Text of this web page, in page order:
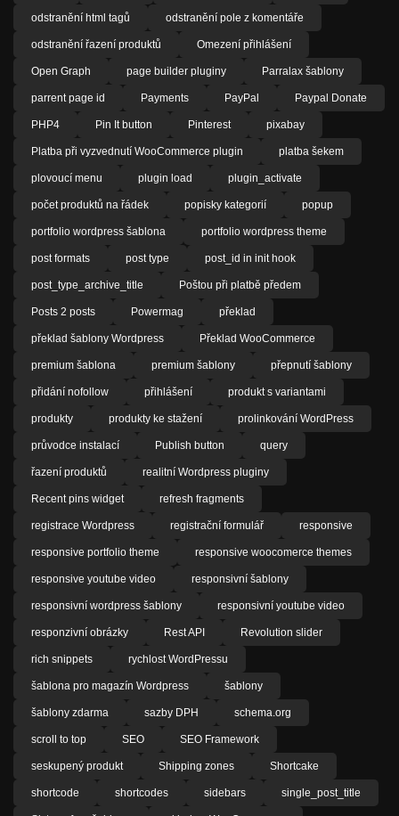
odstranění html tagů odstranění pole z komentáře
odstranění řazení produktů Omezení přihlášení
Open Graph page builder pluginy Parralax šablony
parrent page id Payments PayPal Paypal Donate
PHP4 Pin It button Pinterest pixabay
Platba při vyzvednutí WooCommerce plugin platba šekem
plovoucí menu plugin load plugin_activate
počet produktů na řádek popisky kategorií popup
portfolio wordpress šablona portfolio wordpress theme
post formats post type post_id in init hook
post_type_archive_title Poštou při platbě předem
Posts 2 posts Powermag překlad
překlad šablony Wordpress Překlad WooCommerce
premium šablona premium šablony přepnutí šablony
přidání nofollow přihlášení produkt s variantami
produkty produkty ke stažení prolinkování WordPress
průvodce instalací Publish button query
řazení produktů realitní Wordpress pluginy
Recent pins widget refresh fragments
registrace Wordpress registrační formulář responsive
responsive portfolio theme responsive woocomerce themes
responsive youtube video responsivní šablony
responsivní wordpress šablony responsivní youtube video
responzivní obrázky Rest API Revolution slider
rich snippets rychlost WordPressu
šablona pro magazín Wordpress šablony
šablony zdarma sazby DPH schema.org
scroll to top SEO SEO Framework
seskupený produkt Shipping zones Shortcake
shortcode shortcodes sidebars single_post_title